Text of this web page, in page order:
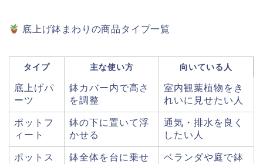
底上げ鉢まわりの商品タイプ一覧
タイプ 主な使い方 向いている人
底上げパ
ーツ
鉢カバー内で高さ
を調整
室内観葉植物をき
れいに見せたい人
ポットフ
ィート
鉢の下に置いて浮
かせる
通気・排水を良く
したい人
ポットス
鉢全体を台に乗せ
ベランダや庭で鉢